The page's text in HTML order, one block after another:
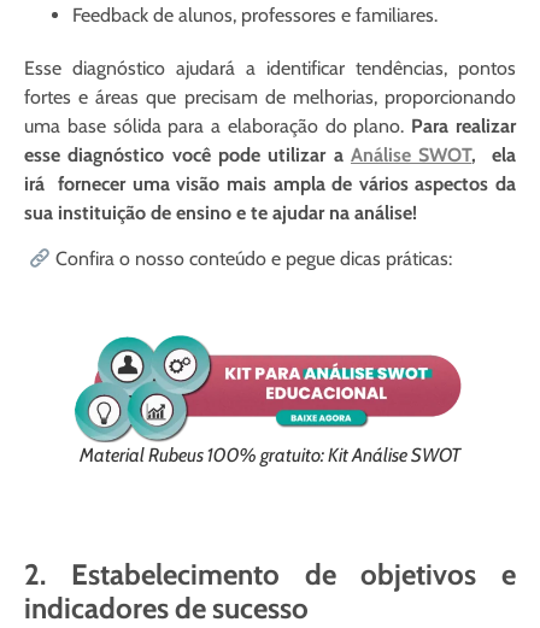
Feedback de alunos, professores e familiares.
Esse diagnóstico ajudará a identificar tendências, pontos
fortes e áreas que precisam de melhorias, proporcionando
uma base sólida para a elaboração do plano. Para realizar
esse diagnóstico você pode utilizar a Análise SWOT, ela
irá fornecer uma visão mais ampla de vários aspectos da
sua instituição de ensino e te ajudar na análise!
Confira o nosso conteúdo e pegue dicas práticas:
Material Rubeus 100% gratuito: Kit Análise SWOT
2. Estabelecimento de objetivos e
indicadores de sucesso